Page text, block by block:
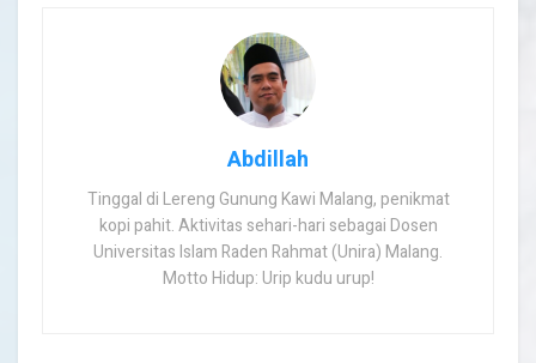
Abdillah
Tinggal di Lereng Gunung Kawi Malang, penikmat
kopi pahit. Aktivitas sehari-hari sebagai Dosen
Universitas Islam Raden Rahmat (Unira) Malang.
Motto Hidup: Urip kudu urup!